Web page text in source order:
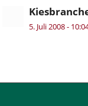
5. Juli 2008 -